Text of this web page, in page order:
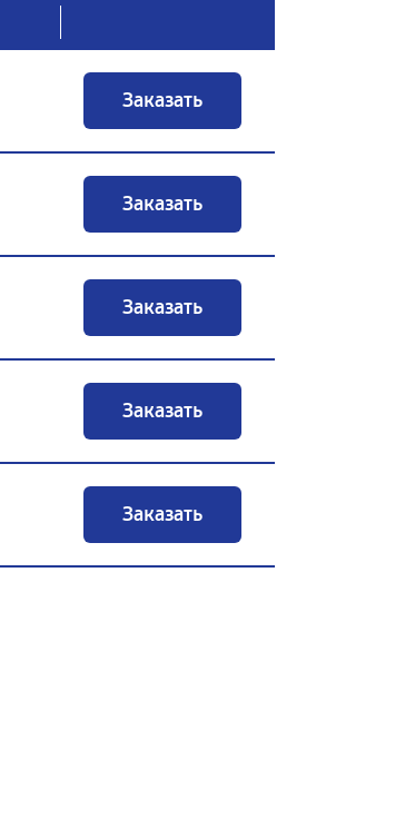
Заказать
Заказать
Заказать
Заказать
Заказать